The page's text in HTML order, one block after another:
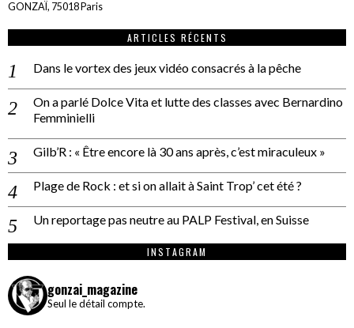
GONZAÏ, 75018 Paris
ARTICLES RÉCENTS
Dans le vortex des jeux vidéo consacrés à la pêche
On a parlé Dolce Vita et lutte des classes avec Bernardino
Femminielli
Gilb’R : « Être encore là 30 ans après, c’est miraculeux »
Plage de Rock : et si on allait à Saint Trop’ cet été ?
Un reportage pas neutre au PALP Festival, en Suisse
INSTAGRAM
gonzai_magazine
Seul le détail compte.